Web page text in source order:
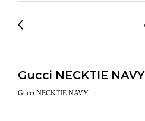
Gucci NECKTIE NAVY
Gucci NECKTIE NAVY